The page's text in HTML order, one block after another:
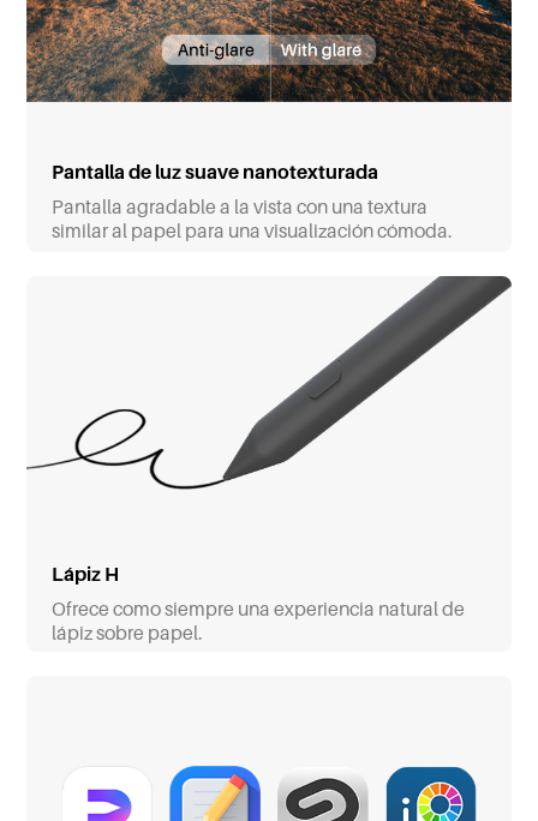
Pantalla de luz suave nanotexturada
Pantalla agradable a la vista con una textura
similar al papel para una visualización cómoda.
Lápiz H
Ofrece como siempre una experiencia natural de
lápiz sobre papel.